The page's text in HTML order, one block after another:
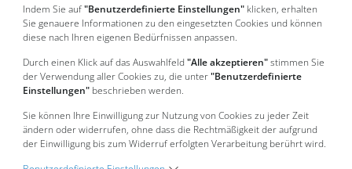
Indem Sie auf"Benutzerdefinierte Einstellungen" klicken, erhalten
Sie genauere Informationen zu den eingesetzten Cookies und können
diese nach Ihren eigenen Bedürfnissen anpassen.
Durch einen Klick auf das Auswahlfeld "Alle akzeptieren"stimmen Sie
der Verwendung aller Cookies zu, die unter"Benutzerdefinierte
Einstellungen" beschrieben werden.
Sie können Ihre Einwilligung zur Nutzung von Cookies zu jeder Zeit
ändern oder widerrufen, ohne dass die Rechtmäßigkeit der aufgrund
der Einwilligung bis zum Widerruf erfolgten Verarbeitung berührt wird.